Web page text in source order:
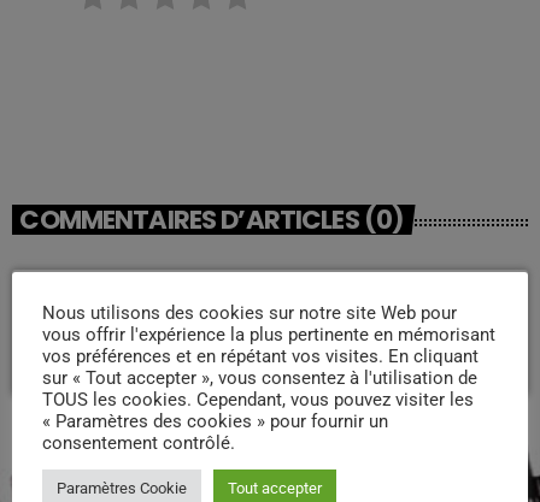
COMMENTAIRES D’ARTICLES (0)
Laisser une réponse
Vous devez être connecté pour ajouter un commentaire.
Connectez-vous maintenant
PODCASTS
Nous utilisons des cookies sur notre site Web pour
vous offrir l'expérience la plus pertinente en mémorisant
vos préférences et en répétant vos visites. En cliquant
sur « Tout accepter », vous consentez à l'utilisation de
TOUS les cookies. Cependant, vous pouvez visiter les
« Paramètres des cookies » pour fournir un
consentement contrôlé.
Paramètres Cookie Tout accepter